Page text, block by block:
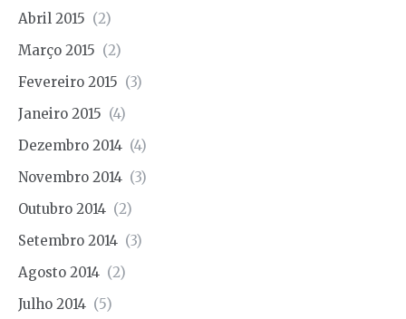
Abril 2015 (2)
Março 2015 (2)
Fevereiro 2015 (3)
Janeiro 2015 (4)
Dezembro 2014 (4)
Novembro 2014 (3)
Outubro 2014 (2)
Setembro 2014 (3)
Agosto 2014 (2)
Julho 2014 (5)